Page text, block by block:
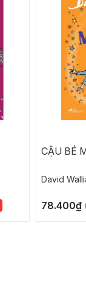
CẬU BÉ
David
78.400₫